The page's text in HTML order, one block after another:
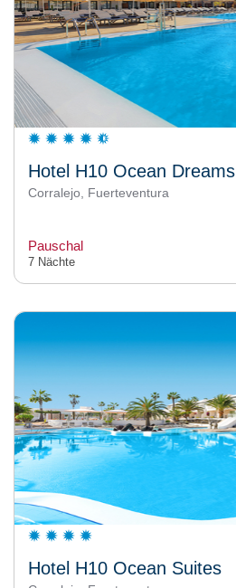
Hotel H10 Ocean Dreams
Corralejo, Fuerteventura
Pauschal
7 Nächte
Hotel H10 Ocean Suites